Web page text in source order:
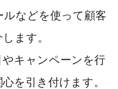
などを使って顧客
ます。
キャンペーンを行
を引き付けます。